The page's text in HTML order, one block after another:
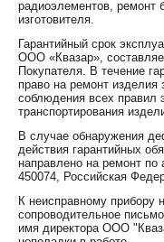
радиоэлементов, ремонт
изготовителя.
Гарантийный срок
ООО «Квазар»,
Покупателя. В течение
право на ремонт изделия
соблюдения всех правил
транспортирования
В случае обнаружения
действия гарантийных
направлено на ремонт по
450074, Российская
К неисправному прибору
сопроводительное
имя директора ООО